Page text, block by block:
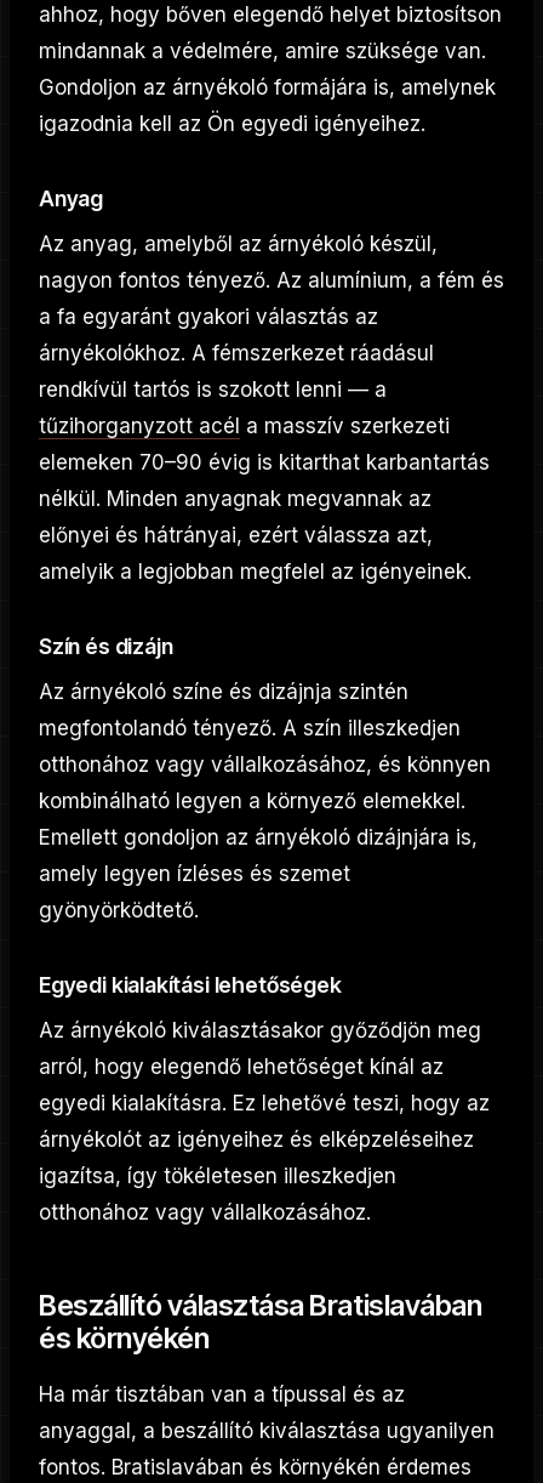
ahhoz, hogy bőven elegendő helyet biztosítson
mindannak a védelmére, amire szüksége van.
Gondoljon az árnyékoló formájára is, amelynek
igazodnia kell az Ön egyedi igényeihez.
Anyag
Az anyag, amelyből az árnyékoló készül,
nagyon fontos tényező. Az alumínium, a fém és
a fa egyaránt gyakori választás az
árnyékolókhoz. A fémszerkezet ráadásul
rendkívül tartós is szokott lenni — a
tűzihorganyzott acél a masszív szerkezeti
elemeken 70–90 évig is kitarthat karbantartás
nélkül. Minden anyagnak megvannak az
előnyei és hátrányai, ezért válassza azt,
amelyik a legjobban megfelel az igényeinek.
Szín és dizájn
Az árnyékoló színe és dizájnja szintén
megfontolandó tényező. A szín illeszkedjen
otthonához vagy vállalkozásához, és könnyen
kombinálható legyen a környező elemekkel.
Emellett gondoljon az árnyékoló dizájnjára is,
amely legyen ízléses és szemet
gyönyörködtető.
Egyedi kialakítási lehetőségek
Az árnyékoló kiválasztásakor győződjön meg
arról, hogy elegendő lehetőséget kínál az
egyedi kialakításra. Ez lehetővé teszi, hogy az
árnyékolót az igényeihez és elképzeléseihez
igazítsa, így tökéletesen illeszkedjen
otthonához vagy vállalkozásához.
Beszállító választása Bratislavában
és környékén
Ha már tisztában van a típussal és az
anyaggal, a beszállító kiválasztása ugyanilyen
fontos. Bratislavában és környékén érdemes